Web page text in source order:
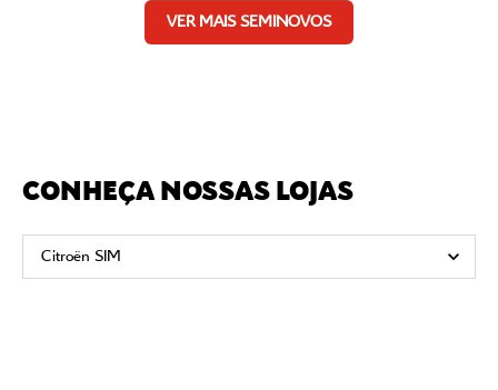
VER MAIS SEMINOVOS
CONHEÇA NOSSAS LOJAS